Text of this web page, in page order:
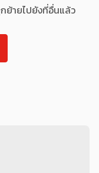
ายไปยังที่อื่นแล้ว